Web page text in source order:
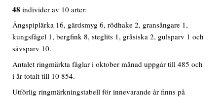
48 individer av 10 arter:
Ängspiplärka 16, gärdsmyg 6, rödhake 2, gransångare 1,
kungsfågel 1, bergfink 8, steglits 1, gråsiska 2, gulsparv 1 och
sävsparv 10.
Antalet ringmärkta fåglar i oktober månad uppgår till 485 och
i år totalt till 10 854.
Utförlig ringmärkningstabell för innevarande år finns på